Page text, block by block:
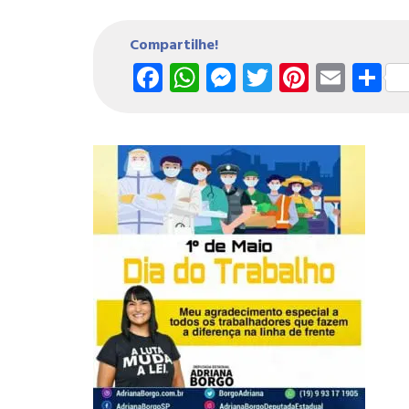
Compartilhe!
Facebook
WhatsApp
Messenger
Twitter